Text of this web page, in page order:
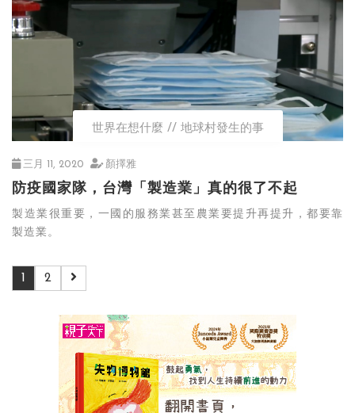
世界在想什麼 地球村發生的事
三月 11, 2020 顏擇雅
防疫國家隊，台灣「製造業」真的很了不起
製造業很重要，一國的服務業甚至農業要提升再提升，都要靠
製造業。
1 2